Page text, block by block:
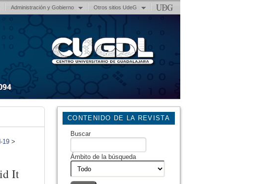
Administración y Gobierno Otros sitios UdeG
CONTENIDO DE LA REVISTA
Buscar
Ámbito de la búsqueda
19 >
It